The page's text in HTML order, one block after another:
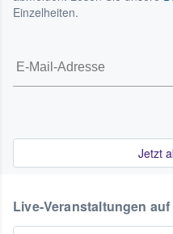
Einzelheiten.
Jetzt
Live-Veranstaltungen